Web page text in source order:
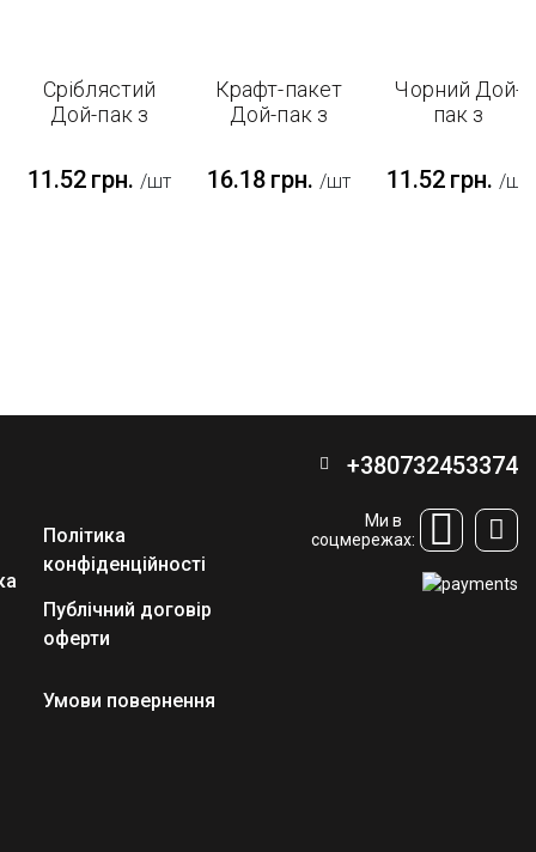
Сріблястий
Дой-пак з
замок Zip-
Lock, кавовий
11.52 грн. /шт
Крафт-пакет
Дой-пак з
замок Zip-
Lock, кавовий
16.18 грн. /шт
Чорний Дой-
пак з
замок Zip-
Lock, кавовий
11.52 грн. /шт
Політика
конфіденційності
Публічний договір
оферти
Умови повернення
+380732453374
Ми в
соцмережах: